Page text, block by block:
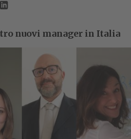
nuovi manager in Italia